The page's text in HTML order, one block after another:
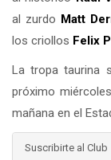
al zurdo Matt
los criollos Felix
La tropa taurina
próximo
mañana en el
Suscribirte al Club